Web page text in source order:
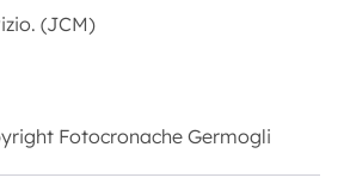
(JCM)
Fotocronache Germogli